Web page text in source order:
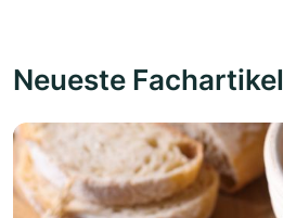
Neueste Fachartikel